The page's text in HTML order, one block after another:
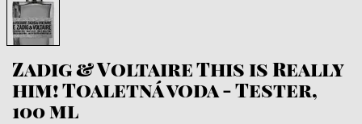
Zadig & Voltaire This is Really
him! Toaletná voda - Tester,
100 ml